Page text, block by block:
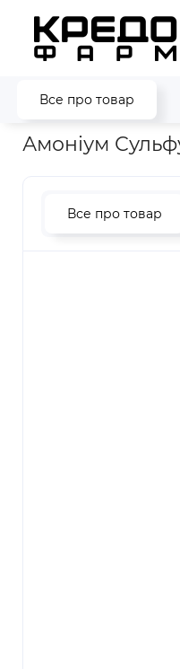
Все про товар
Головна Гомеопатія
Амоніум
Все про товар